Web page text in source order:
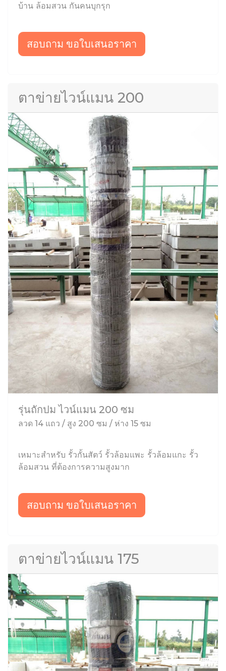
บ้าน ล้อมสวน กันคนบุกรุก
สอบถาม ขอใบเสนอราคา
ตาข่ายไวน์แมน 200
รุ่นถักปม ไวน์แมน 200 ซม
ลวด 14 แถว / สูง 200 ซม / ห่าง 15 ซม
เหมาะสำหรับ รั้วกั้นสัตว์ รั้วล้อมแพะ รั้วล้อมแกะ รั้ว
ล้อมสวน ที่ต้องการความสูงมาก
สอบถาม ขอใบเสนอราคา
ตาข่ายไวน์แมน 175